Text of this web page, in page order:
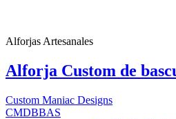
Alforjas Artesanales
Alforja Custom de
Custom Maniac Designs
CMDBBAS